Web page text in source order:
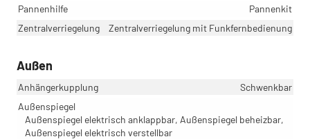
Pannenhilfe
Pannenkit
Zentralverriegelung
Zentralverriegelung mit Funkfernbedienung
Außen
Anhängerkupplung
Schwenkbar
Außenspiegel
Außenspiegel elektrisch anklappbar, Außenspiegel beheizbar,
Außenspiegel elektrisch verstellbar